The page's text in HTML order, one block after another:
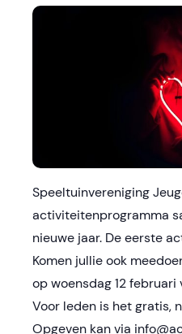
Speeltuinvereniging
activiteitenprogramma
nieuwe jaar. De eerste
Komen jullie ook
op woensdag 12 februari
Voor leden is het gratis,
Opgeven kan via